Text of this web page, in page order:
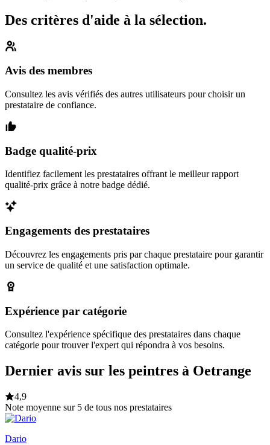
Des critères d'aide à la sélection.
Avis des membres
Consultez les avis vérifiés des autres utilisateurs pour choisir un
prestataire de confiance.
Badge qualité-prix
Identifiez facilement les prestataires offrant le meilleur rapport
qualité-prix grâce à notre badge dédié.
Engagements des prestataires
Découvrez les engagements pris par chaque prestataire pour garantir
un service de qualité et une satisfaction optimale.
Expérience par catégorie
Consultez l'expérience spécifique des prestataires dans chaque
catégorie pour trouver l'expert qui répondra à vos besoins.
Dernier avis sur les peintres à Oetrange
4,9
Note moyenne sur 5 de tous nos prestataires
Dario